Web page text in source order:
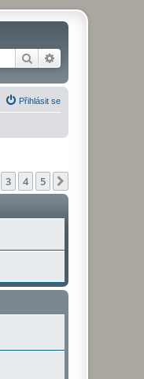
Hledat
Přihlásit se
3 4 5